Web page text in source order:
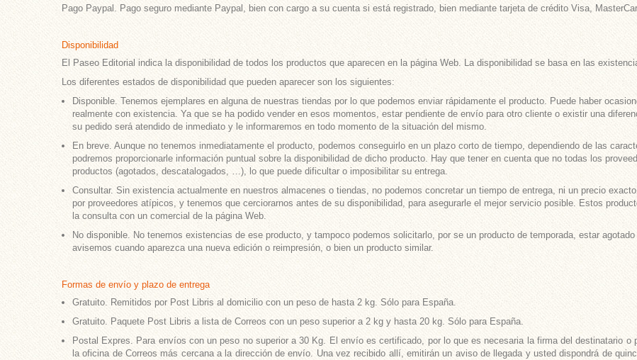
Pago Paypal. Pago seguro mediante Paypal, bien con cargo a su cuenta si está registrado, bien mediante tarjeta de crédito Visa,
Disponibilidad
El Paseo Editorial indica la disponibilidad de todos los productos que aparecen en la página Web. La disponibilidad se basa en las
Los diferentes estados de disponibilidad que pueden aparecer son los siguientes:
Disponible. Tenemos ejemplares en alguna de nuestras tiendas por lo que podemos enviar rápidamente el producto. Puede haber
realmente con existencia. Ya que se ha podido vender en esos momentos, estar pendiente de envío para otro cliente o existir una
su pedido será atendido de inmediato y le informaremos en todo momento de la situación del mismo.
En breve. Aunque no tenemos inmediatamente el producto, podemos conseguirlo en un plazo corto de tiempo, dependiendo de las
podremos proporcionarle información puntual sobre la disponibilidad de dicho producto. Hay que tener en cuenta que no todas los
productos (agotados, descatalogados, …), lo que puede dificultar o imposibilitar su entrega.
Consultar. Sin existencia actualmente en nuestros almacenes o tiendas, no podemos concretar un tiempo de entrega, ni un precio
por proveedores atípicos, y tenemos que cerciorarnos antes de su disponibilidad, para asegurarle el mejor servicio posible. Estos
la consulta con un comercial de la página Web.
No disponible. No tenemos existencias de ese producto, y tampoco podemos solicitarlo, por se un producto de temporada, estar
avisemos cuando aparezca una nueva edición o reimpresión, o bien un producto similar.
Formas de envío y plazo de entrega
Gratuito. Remitidos por Post Libris al domicilio con un peso de hasta 2 kg. Sólo para España.
Gratuito. Paquete Post Libris a lista de Correos con un peso superior a 2 kg y hasta 20 kg. Sólo para España.
Postal Expres. Para envíos con un peso no superior a 30 Kg. El envío es certificado, por lo que es necesaria la firma del destinatario
la oficina de Correos más cercana a la dirección de envío. Una vez recibido allí, emitirán un aviso de llegada y usted dispondrá de